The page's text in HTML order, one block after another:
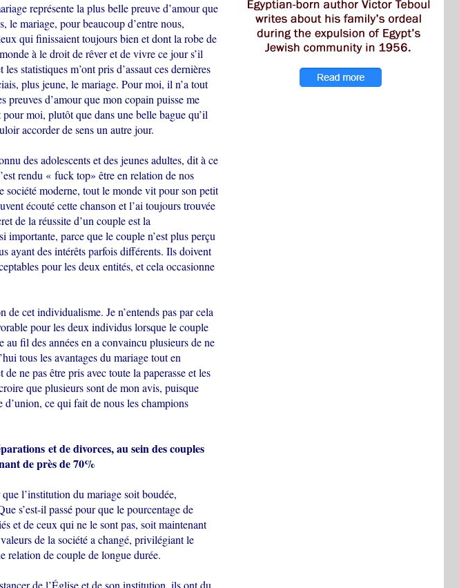
représente la plus belle preuve d’amour que
le mariage, pour beaucoup d’entre nous,
qui finissaient toujours bien et dont la robe de
à le droit de rêver et de vivre ce jour s’il
statistiques m’ont pris d’assaut ces dernières
plus jeune, le mariage. Pour moi, il n’a tout
d’amour que mon copain puisse me
moi, plutôt que dans une belle bague qu’il
accorder de sens un autre jour.
des adolescents et des jeunes adultes, dit à ce
rendu « fuck top» être en relation de nos
société moderne, tout le monde vit pour son petit
écouté cette chanson et l’ai toujours trouvée
de la réussite d’un couple est la
importante, parce que le couple n’est plus perçu
ayant des intérêts parfois différents. Ils doivent
pour les deux entités, et cela occasionne
cet individualisme. Je n’entends pas par cela
pour les deux individus lorsque le couple
fil des années en a convaincu plusieurs de ne
tous les avantages du mariage tout en
ne pas être pris avec toute la paperasse et les
que plusieurs sont de mon avis, puisque
ce qui fait de nous les champions
et de divorces, au sein des couples
de près de 70%
l’institution du mariage soit boudée,
s’est-il passé pour que le pourcentage de
et de ceux qui ne le sont pas, soit maintenant
de la société a changé, privilégiant le
relation de couple de longue durée.
de l’Église et de son institution, ils ont du